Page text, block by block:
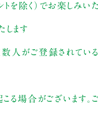
トを除く）でお楽しみ
ます
人がご登録されてい
場合がございます。